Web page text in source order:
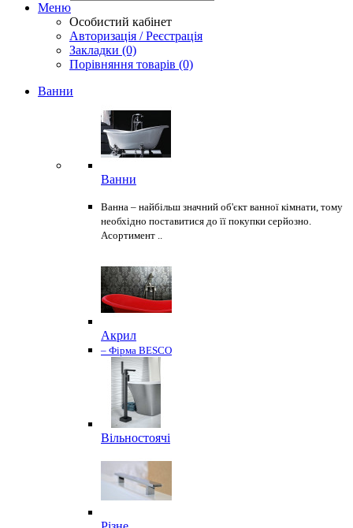
Меню
Особистий кабінет
Авторизація / Реєстрація
Закладки (0)
Порівняння товарів (0)
Ванни
Ванни
Ванна – найбільш значний об'єкт ванної кімнати, тому
необхідно поставитися до її покупки серйозно.
Асортимент ..
Акрил
– Фірма BESCO
Вільностоячі